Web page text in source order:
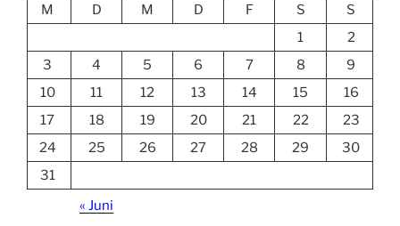
M
D M D F S
S
1
2
3
4 5 6 7 8
9
10
11 12 13 14 15
16
17
18 19 20 21 22
23
24
25 26 27 28 29
30
31
« Juni